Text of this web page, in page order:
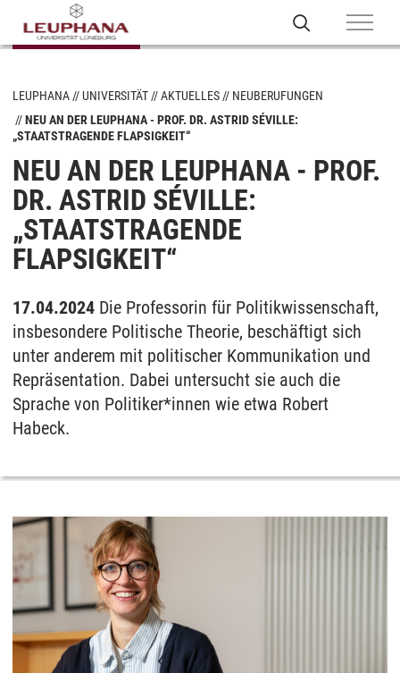
LEUPHANA UNIVERSITÄT AKTUELLES
NEUBERUFUNGEN
NEU AN DER LEUPHANA - PROF. DR. ASTRID SÉVILLE:
„STAATSTRAGENDE FLAPSIGKEIT“
NEU AN DER LEUPHANA - PROF.
DR. ASTRID SÉVILLE:
„STAATSTRAGENDE
FLAPSIGKEIT“
17.04.2024 Die Professorin für Politikwissenschaft,
insbesondere Politische Theorie, beschäftigt sich
unter anderem mit politischer Kommunikation und
Repräsentation. Dabei untersucht sie auch die
Sprache von Politiker*innen wie etwa Robert
Habeck.